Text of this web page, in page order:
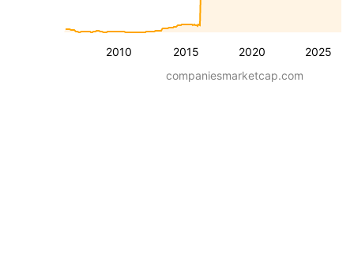
2010 2015 2020 2025
companiesmarketcap.com